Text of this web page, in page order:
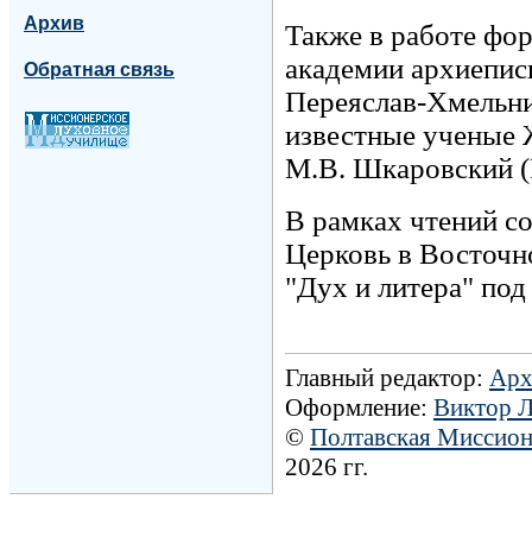
Архив
Обратная связь
Также в работе
академии
Переяслав-
известные
М.В. Шкаровский
В рамках чтений
Церковь в
"Дух и литера"
Главный редактор:
Оформление: Виктор
© Полтавская
2026 гг.